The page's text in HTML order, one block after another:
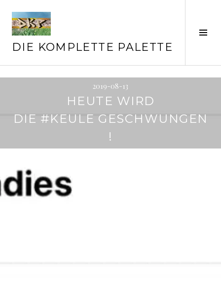
zum
Inhalt
DIE KOMPLETTE PALETTE
2019-08-13
HEUTE WIRD
DIE #KEULE GESCHWUNGEN
!